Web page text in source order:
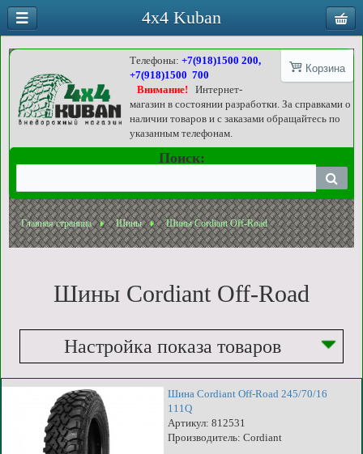
Корзина
Телефоны:+7(918)1500 200,
+7(918)1500 700
Внимание!
Интернет-
магазин в состоянии разработки. За справками о
наличии товаров и с заказами обращайтесь по
указанным телефонам.
Поиск:
Главная страница Шины Шины Cordiant Off-Road
Шины Cordiant Off-Road
Настройка показа товаров
Шина Cordiant Off-Road 245/70/16
111Q
Артикул: 812531
Производитель: Cordiant
4x4 Kuban